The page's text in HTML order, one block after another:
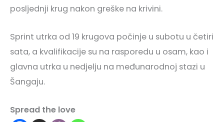
posljednji krug nakon greške na krivini.
Sprint utrka od 19 krugova počinje u subotu u četiri
sata, a kvalifikacije su na rasporedu u osam, kao i
glavna utrka u nedjelju na međunarodnoj stazi u
Šangaju.
Spread the love